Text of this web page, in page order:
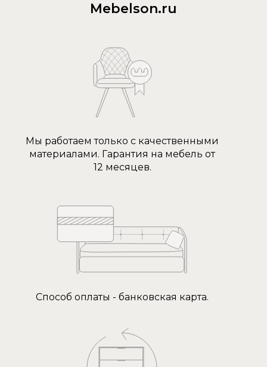
Mebelson.ru
Мы работаем только с качественными
материалами. Гарантия на мебель от
12 месяцев.
Способ оплаты - банковская карта.